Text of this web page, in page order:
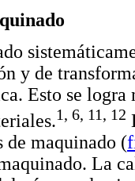
y de
Esto se
1, 6, 11, 12
de maquinado (
La